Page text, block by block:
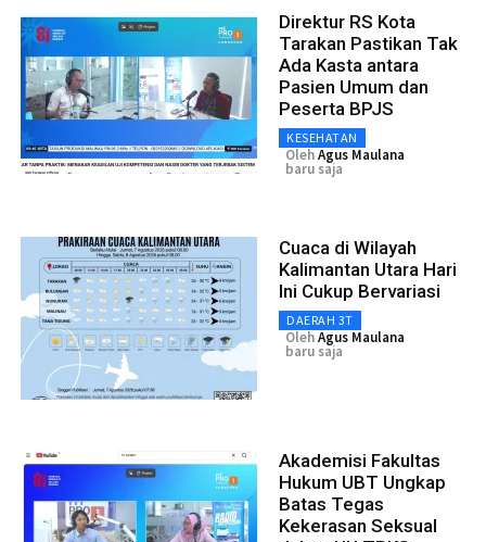
Direktur RS Kota
Tarakan Pastikan Tak
Ada Kasta antara
Pasien Umum dan
Peserta BPJS
KESEHATAN
OlehAgus Maulana
baru saja
Cuaca di Wilayah
Kalimantan Utara Hari
Ini Cukup Bervariasi
DAERAH 3T
OlehAgus Maulana
baru saja
Akademisi Fakultas
Hukum UBT Ungkap
Batas Tegas
Kekerasan Seksual